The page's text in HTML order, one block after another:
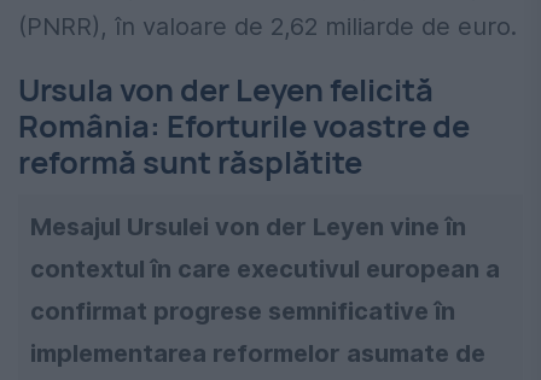
(PNRR), în valoare de 2,62 miliarde de euro.
Ursula von der Leyen felicită
România: Eforturile voastre de
reformă sunt răsplătite
Mesajul Ursulei von der Leyen vine în
contextul în care executivul european a
confirmat progrese semnificative în
implementarea reformelor asumate de